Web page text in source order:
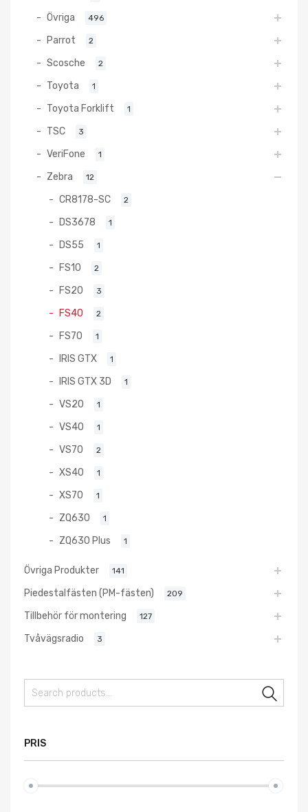
Övriga 496
Parrot 2
Scosche 2
Toyota 1
Toyota Forklift 1
TSC 3
VeriFone 1
Zebra 12
CR8178-SC 2
DS3678 1
DS55 1
FS10 2
FS20 3
FS40 2
FS70 1
IRIS GTX 1
IRIS GTX 3D 1
VS20 1
VS40 1
VS70 2
XS40 1
XS70 1
ZQ630 1
ZQ630 Plus 1
Övriga Produkter 141
Piedestalfästen (PM-fästen) 209
Tillbehör för montering 127
Tvåvägsradio 3
PRIS